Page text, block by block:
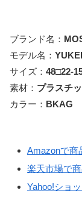
ブランド名：
モデル名：
サイズ： 48□22-
素材： プラスチ
カラー： BKAG
Amazonで
楽天市場で
Yahoo!ショ